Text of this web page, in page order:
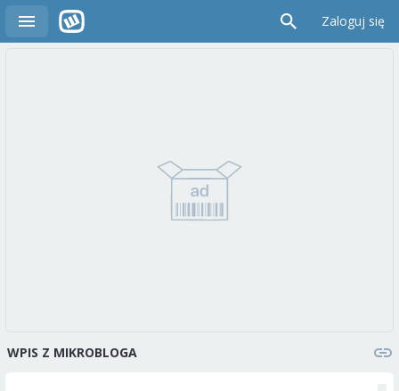
Zaloguj się
WPIS Z MIKROBLOGA